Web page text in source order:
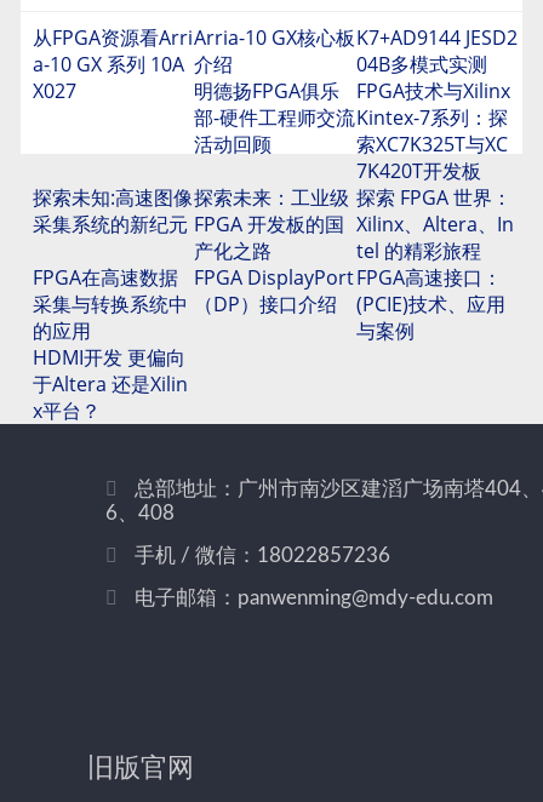
从FPGA资源看Arri
a-10 GX 系列 10A
X027
Arria-10 GX核心板
介绍
K7+AD9144 JESD2
04B多模式实测
明德扬FPGA俱乐
部-硬件工程师交流
活动回顾
FPGA技术与Xilinx
Kintex-7系列：探
索XC7K325T与XC
7K420T开发板
探索未知:高速图像
采集系统的新纪元
探索未来：工业级
FPGA 开发板的国
产化之路
探索 FPGA 世界：
Xilinx、Altera、In
tel 的精彩旅程
FPGA在高速数据
采集与转换系统中
的应用
FPGA DisplayPort
（DP）接口介绍
FPGA高速接口：
(PCIE)技术、应用
与案例
HDMI开发 更偏向
于Altera 还是Xilin
x平台？
总部地址：广州市南沙区建滔广场南塔404
6、408
手机 / 微信：18022857236
电子邮箱：panwenming@mdy-edu.com
旧版官网